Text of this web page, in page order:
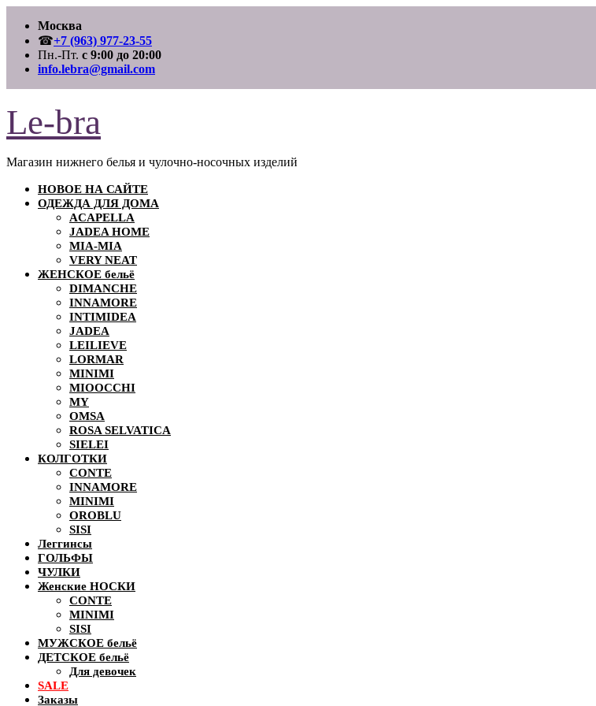
содержимому
Москва
☎+7 (963) 977-23-55
Пн.-Пт. с 9:00 до 20:00
info.lebra@gmail.com
Le-bra
Магазин нижнего белья и чулочно-носочных изделий
НОВОЕ НА САЙТЕ
ОДЕЖДА ДЛЯ ДОМА
ACAPELLA
JADEA HOME
MIA-MIA
VERY NEAT
ЖЕНСКОЕ бельё
DIMANCHE
INNAMORE
INTIMIDEA
JADEA
LEILIEVE
LORMAR
MINIMI
MIOOCCHI
MY
OMSA
ROSA SELVATICA
SIELEI
КОЛГОТКИ
CONTE
INNAMORE
MINIMI
OROBLU
SISI
Леггинсы
ГОЛЬФЫ
ЧУЛКИ
Женские НОСКИ
CONTE
MINIMI
SISI
МУЖСКОЕ бельё
ДЕТСКОЕ бельё
Для девочек
SALE
Заказы